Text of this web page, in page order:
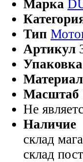
Марка
Тип
Артикул
Упаковка
Материал
Масштаб
Не
Наличие
склад
склад